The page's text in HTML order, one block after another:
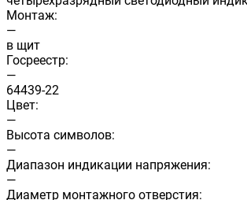
Монтаж:
—
в щит
Госреестр:
—
64439-22
Цвет:
—
Высота символов:
—
Диапазон индикации напряжения:
—
Диаметр монтажного отверстия: